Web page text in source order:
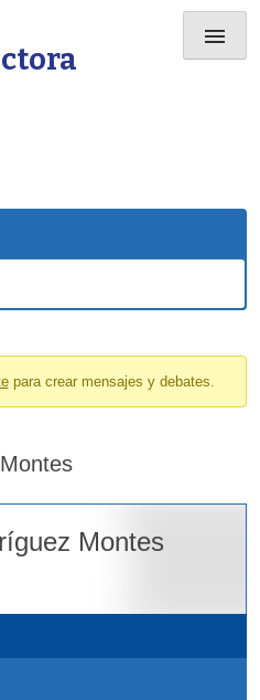
menu
para crear mensajes y debates.
Montes